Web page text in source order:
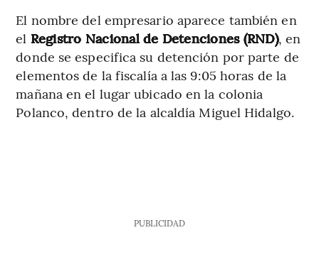
El nombre del empresario aparece también en
el Registro Nacional de Detenciones (RND), en
donde se especifica su detención por parte de
elementos de la fiscalía a las 9:05 horas de la
mañana en el lugar ubicado en la colonia
Polanco, dentro de la alcaldía Miguel Hidalgo.
PUBLICIDAD